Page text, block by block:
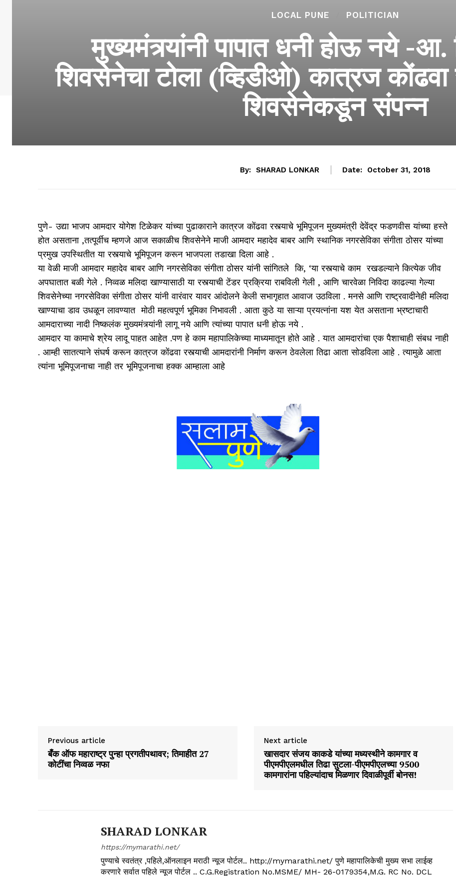
LOCAL PUNE POLITICIAN
मुख्यमंत्र्यांनी पापात धनी होऊ नये -
शिवसेनेचा टोला (व्हिडीओ) कात्रज
शिवसेनेकडून संपन्न
By: SHARAD LONKAR Date: October 31, 2018
पुणे- उद्या भाजप आमदार योगेश टिळेकर यांच्या पुढाकाराने कात्रज कोंढवा रस्त्याचे भूमिपूजन मुख्यमंत्री देवेंद्र फडणवीस यांच्या हस्ते
होत असताना ,तत्पूर्वीच म्हणजे आज सकाळीच शिवसेनेने माजी आमदार महादेव बाबर आणि स्थानिक नगरसेविका संगीता ठोसर यांच्या
प्रमुख उपस्थितीत या रस्त्याचे भूमिपूजन करून भाजपला तडाखा दिला आहे .
या वेळी माजी आमदार महादेव बाबर आणि नगरसेविका संगीता ठोसर यांनी सांगितले कि, ‘या रस्त्याचे काम रखडल्याने कित्येक जीव
अपघातात बळी गेले . निव्वळ मलिदा खाण्यासाठी या रस्त्याची टेंडर प्रक्रिया राबविली गेली , आणि चारवेळा निविदा काढल्या गेल्या
शिवसेनेच्या नगरसेविका संगीता ठोसर यांनी वारंवार यावर आंदोलने केली सभागृहात आवाज उठविला . मनसे आणि राष्ट्रवादीनेही मलिदा
खाण्याचा डाव उधळून लावण्यात मोठी महत्वपूर्ण भूमिका निभावली . आता कुठे या साऱ्या प्रयत्नांना यश येत असताना भ्रष्टाचारी
आमदाराच्या नादी निष्कलंक मुख्यमंत्र्यांनी लागू नये आणि त्यांच्या पापात धनी होऊ नये .
आमदार या कामाचे श्रेय लादू पाहत आहेत .पण हे काम महापालिकेच्या माध्यमातून होते आहे . यात आमदारांचा एक पैशाचाही संबध नाही
. आम्ही सातत्याने संघर्ष करून कात्रज कोंढवा रस्त्याची आमदारांनी निर्माण करून ठेवलेला तिढा आता सोडविला आहे . त्यामुळे आता
त्यांना भूमिपूजनाचा नाही तर भूमिपूजनाचा हक्क आम्हाला आहे
Previous article
बँक ऑफ महाराष्ट्र पुन्हा प्रगतीपथावर; तिमाहीत 27
कोटींचा निव्वळ नफा
Next article
खासदार संजय काकडे यांच्या मध्यस्थीने कामगार व
पीएमपीएलमधील तिढा सुटला-पीएमपीएलच्या 9500
कामगारांना पहिल्यांदाच मिळणार दिवाळीपूर्वी बोनस!
SHARAD LONKAR
https://mymarathi.net/
पुण्याचे स्वतंत्र ,पहिले,ऑनलाइन मराठी न्यूज पोर्टल.. http://mymarathi.net/ पुणे महापालिकेची मुख्य सभा लाईव्ह
करणारे सर्वात पहिले न्यूज पोर्टल .. C.G.Registration No.MSME/ MH- 26-0179354,M.G. RC No. DCL